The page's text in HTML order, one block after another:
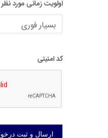
اولویت زمانی مورد نظر
کد امنیتی